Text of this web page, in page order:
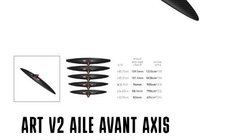
ART V2 AILE AVANT AXIS